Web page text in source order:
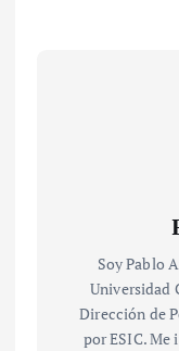
Soy Pablo
Universidad
Dirección de
por ESIC. Me